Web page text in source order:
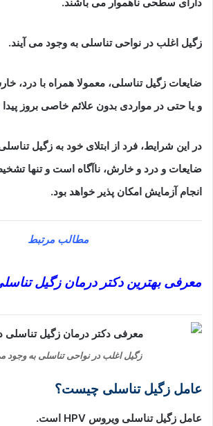
زگیل اغلب در نواحی تناسلی به وجود می آیند.
ضایعات زگیل تناسلی، معمولا همراه با
و یا حتی در مواردی بدون علائم خاصی بروز
در این شرایط، فرد از ابتلای خود به زگیل
ضایعات و درد و خارش، ناآگاه است و تنها
انجام آزمایش امکان پذیر خواهد بود.
مطالب مرتبط
معرفی بهترین دکتر درمان زگیل
زگیل اغلب در نواحی تناسلی به وجود
عامل زگیل تناسلی چیست؟
عامل زگیل تناسلی ویروس HPV است.